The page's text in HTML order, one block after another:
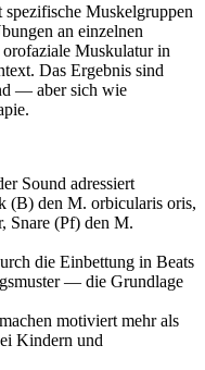
Muskelgruppen
an einzelnen
Muskulatur in
Das Ergebnis sind
— aber sich wie
Sound adressiert
den M. orbicularis oris,
Snare (Pf) den M.
die Einbettung in Beats
— die Grundlage
motiviert mehr als
Kindern und